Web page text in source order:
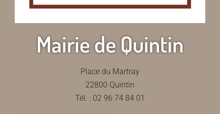
Mairie de Quintin
Place du Martray
22800 Quintin
Tél. : 02 96 74 84 01